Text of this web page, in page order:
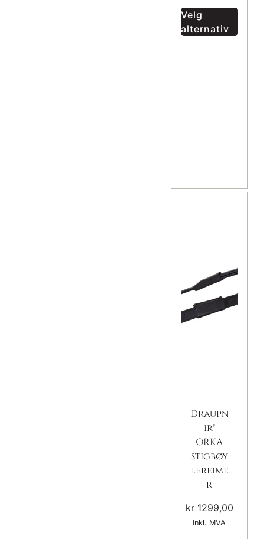
Velg
alternativ
Draupn
ir®
ORKA
stigbøy
lereime
r
kr1299,00
Inkl. MVA